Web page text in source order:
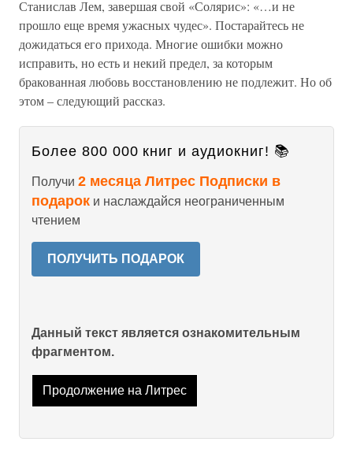
Станислав Лем, завершая свой «Солярис»: «…и не
прошло еще время ужасных чудес». Постарайтесь не
дожидаться его прихода. Многие ошибки можно
исправить, но есть и некий предел, за которым
бракованная любовь восстановлению не подлежит. Но об
этом – следующий рассказ.
Более 800 000 книг и аудиокниг! 📚
Получи 2 месяца Литрес Подписки в
подарок и наслаждайся неограниченным
чтением
ПОЛУЧИТЬ ПОДАРОК
Данный текст является ознакомительным
фрагментом.
Продолжение на Литрес